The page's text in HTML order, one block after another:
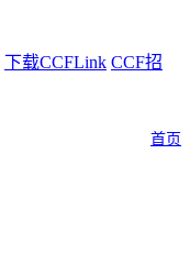
下载CCFLink CCF招
首页